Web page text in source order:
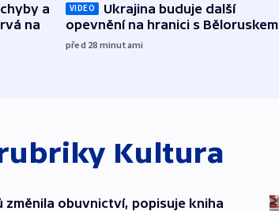
a
na
VIDEO
Ukrajina buduje další
opevnění na hranici s Běloruskem
před 28 minutami
Kultura
změnila obuvnictví, popisuje kniha